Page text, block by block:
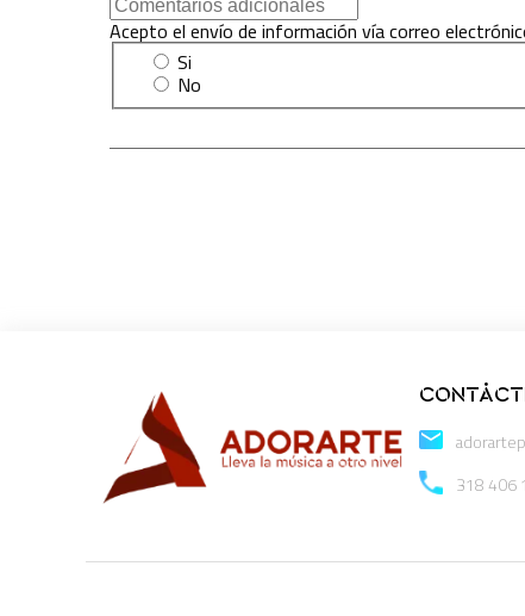
Acepto el envío de información vía correo
Si
No
318 406